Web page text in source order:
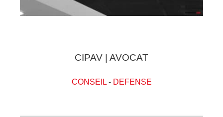
CIPAV | AVOCAT
CONSEIL- DEFENSE